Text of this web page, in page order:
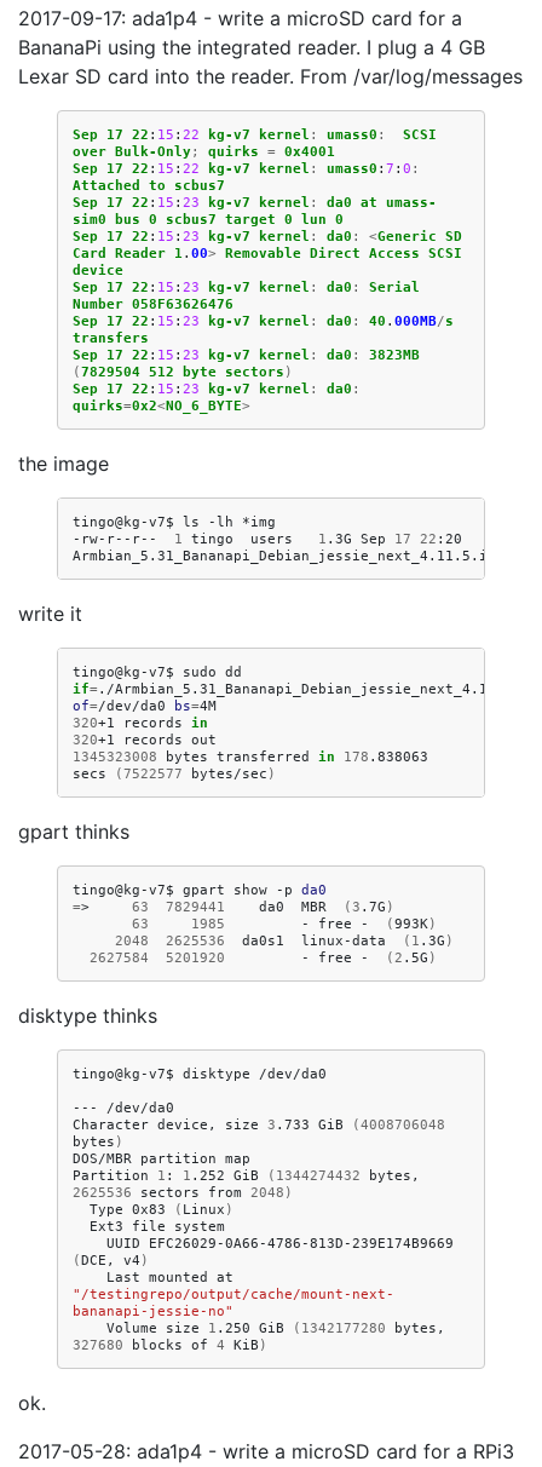
2017-09-17: ada1p4 - write a microSD card for a
BananaPi using the integrated reader. I plug a 4 GB
Lexar SD card into the reader. From /var/log/messages
Sep 17 22 : 15 : 22 kg-v7 kernel : umass0 :
SCSI
over Bulk-Only; quirks = 0x4001
Sep
17 22 : 15 : 22 kg-v7 kernel : umass0 : 7 : 0 :
Attached
to
scbus7
Sep
17 22 : 15 : 23 kg-v7 kernel : da0 at umass-
sim0
bus 0 scbus7 target 0 lun 0
Sep
17 22 : 15 : 23 kg-v7 kernel : da0 : <Generic SD
Card
Reader 1. 00> Removable Direct Access SCSI
device
Sep
17 22 : 15 : 23 kg-v7 kernel : da0 :
Serial
Number 058F63626476
Sep
17 22 : 15 : 23 kg-v7 kernel : da0 : 40 . 000MB/s
transfers
Sep
17 22 : 15 : 23 kg-v7 kernel : da0 :
3823MB
(7829504 512 byte sectors )
Sep
17 22 : 15 : 23 kg-v7 kernel : da0 :
quirks=0x2<NO_6_BYTE>
the image
tingo@kg-v7$ ls -lh
*img
-rw-r--r--
1 tingo users 1 .3G Sep 17 22 :20
write it
tingo@kg-v7$ sudo dd
if= ./
of=/dev/da0 bs=
320+1 records in
320+1 records
1345323008
bytes transferred in 178 .838063
secs
(7522577 bytes/sec )
gpart thinks
tingo@kg-v7$ gpart show -p da0
=> 63 7829441 da0 MBR (3 .7G )
63
1985 - free - (993K)
2048
2625536 da0s1 linux-data ( 1 .3G )
2627584
5201920 - free - (2 .5G )
disktype thinks
tingo@kg-v7$ disktype
/dev/da0
---
/dev/da0
Character device, size 3 .733 GiB (4008706048
bytes )
DOS/MBR partition map
Partition
1 : 1 .252 GiB ( 1344274432
bytes,
2625536
sectors from 2048 )
Type 0x83 ( Linux )
Ext3
file
UUID
EFC26029-0A66-4786-813D-239E174B9669
(DCE, v4 )
Last mounted
at
"/testingrepo/output/cache/mount-next-
bananapi-jessie-no"
Volume
size 1 .250 GiB ( 1342177280
bytes,
327680
blocks of 4 KiB )
ok.
2017-05-28: ada1p4 - write a microSD card for a RPi3